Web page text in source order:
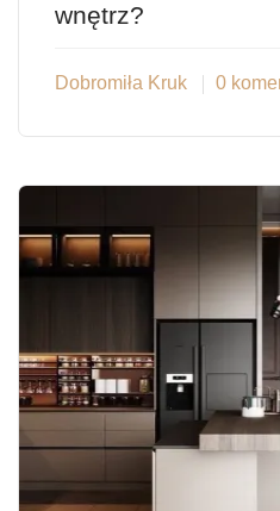
wnętrz?
Dobromiła Kruk 0